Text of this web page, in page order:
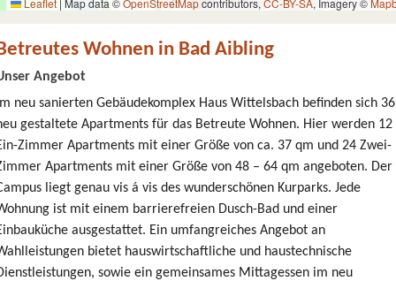
Leaflet | Map data ©OpenStreetMapcontributors, CC-BY-SA, Imagery ©
Wohnen in Bad Aibling
Angebot
neu sanierten Gebäudekomplex Haus Wittelsbach befinden sich 36
gestaltete Apartments für das Betreute Wohnen. Hier werden 12
Zimmer Apartments mit einer Größe von ca. 37 qm und 24 Zwei-
Apartments mit einer Größe von 48 – 64 qm angeboten. Der
liegt genau vis á vis des wunderschönen Kurparks. Jede
ist mit einem barrierefreien Dusch-Bad und einer
ausgestattet. Ein umfangreiches Angebot an
bietet hauswirtschaftliche und haustechnische
sowie ein gemeinsames Mittagessen im neu